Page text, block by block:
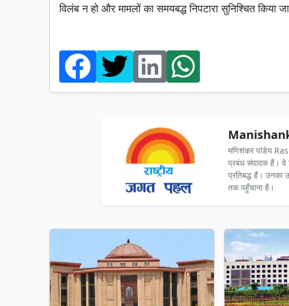
विलंब न हो और मामलों का समयबद्ध निपटारा सुनिश्चित किया
मणिशंकर पांडेय
प्रबंध संपादक हैं। वे
प्रतिबद्ध हैं। उनका
तक पहुँचाना है।